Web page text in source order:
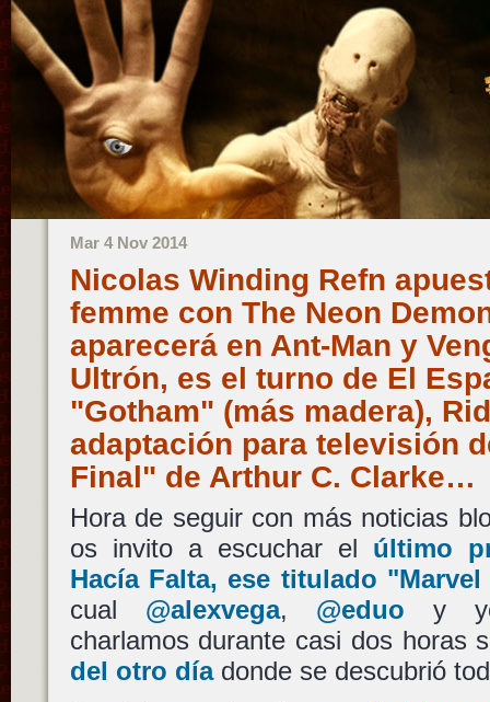
Mar 4 Nov 2014
Nicolas Winding Refn
femme con The Neon
aparecerá en Ant-Man y
Ultrón, es el turno de El
"Gotham" (más madera),
adaptación para televisión
Final" de Arthur C. Clarke…
Hora de seguir con más noticias
os invito a escuchar el último
Hacía Falta, ese titulado
cual @alexvega, @eduo y
charlamos durante casi dos horas
del otro díadonde se descubrió